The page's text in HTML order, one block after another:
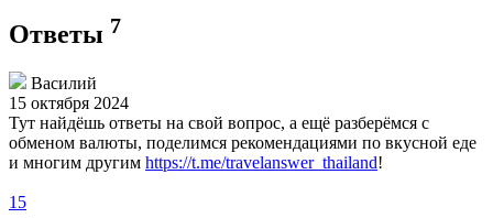
Ответы 7
Василий
15 октября 2024
Тут найдёшь ответы на свой вопрос, а ещё разберёмся с
обменом валюты, поделимся рекомендациями по вкусной еде
и многим другим https://t.me/travelanswer_thailand!
15